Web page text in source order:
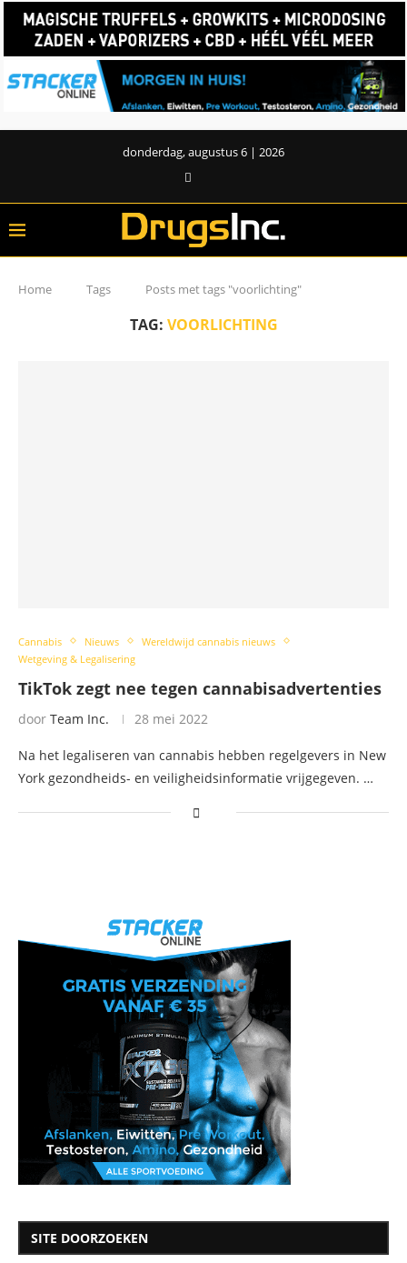
donderdag, augustus 6 | 2026
Home Tags Posts met tags "voorlichting"
TAG: VOORLICHTING
Cannabis Nieuws
Wereldwijd cannabis nieuws
Wetgeving & Legalisering
TikTok zegt nee tegen cannabisadvertenties
door Team Inc. 28 mei 2022
Na het legaliseren van cannabis hebben regelgevers in New
York gezondheids- en veiligheidsinformatie vrijgegeven. …
SITE DOORZOEKEN